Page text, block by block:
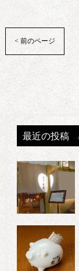
< 前のページ
最近の投稿